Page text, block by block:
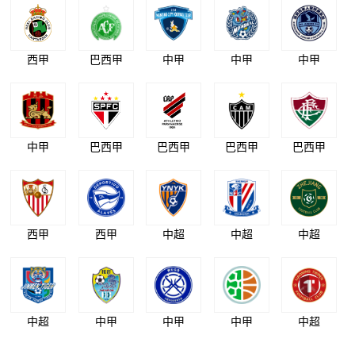
西甲 巴西甲 中甲 中甲 中甲
中甲 巴西甲 巴西甲 巴西甲 巴西甲
西甲 西甲 中超 中超 中超
中超 中甲 中甲 中甲 中超